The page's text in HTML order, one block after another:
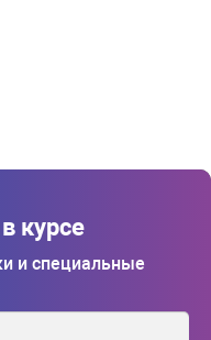
курсе
и специальные